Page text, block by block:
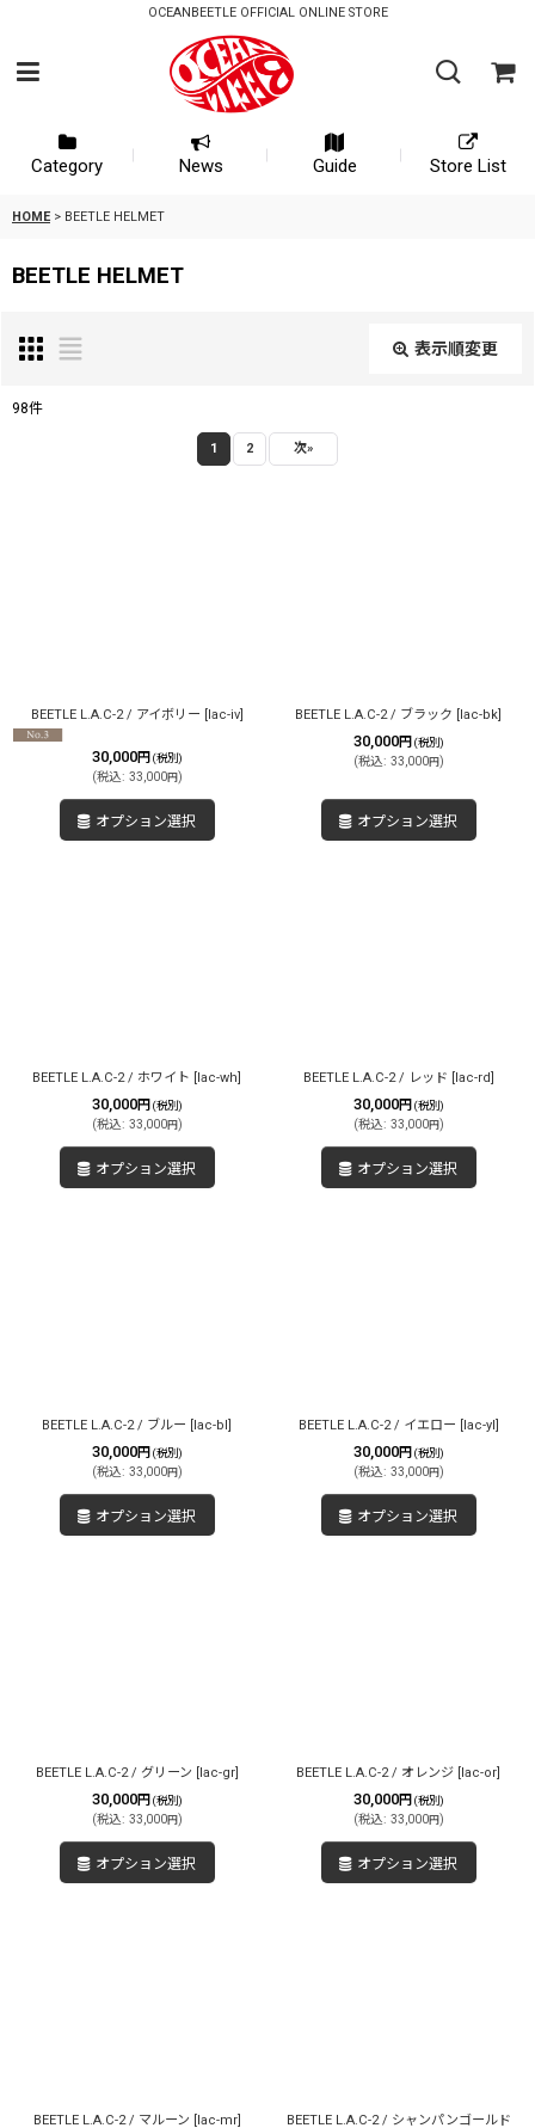
OCEANBEETLE OFFICIAL ONLINE STORE
Category News Guide Store List
HOME > BEETLE HELMET
BEETLE HELMET
表示順変更
98件
1 2 次»
BEETLE L.A.C-2 / アイボリー [lac-iv]
30,000円 (税別)
(税込: 33,000円)
オプション選択
BEETLE L.A.C-2 / ブラック [lac-bk]
30,000円 (税別)
(税込: 33,000円)
オプション選択
BEETLE L.A.C-2 / ホワイト [lac-wh]
30,000円 (税別)
(税込: 33,000円)
オプション選択
BEETLE L.A.C-2 / レッド [lac-rd]
30,000円 (税別)
(税込: 33,000円)
オプション選択
BEETLE L.A.C-2 / ブルー [lac-bl]
30,000円 (税別)
(税込: 33,000円)
オプション選択
BEETLE L.A.C-2 / イエロー [lac-yl]
30,000円 (税別)
(税込: 33,000円)
オプション選択
BEETLE L.A.C-2 / グリーン [lac-gr]
30,000円 (税別)
(税込: 33,000円)
オプション選択
BEETLE L.A.C-2 / オレンジ [lac-or]
30,000円 (税別)
(税込: 33,000円)
オプション選択
BEETLE L.A.C-2 / マルーン [lac-mr]
BEETLE L.A.C-2 / シャンパンゴールド